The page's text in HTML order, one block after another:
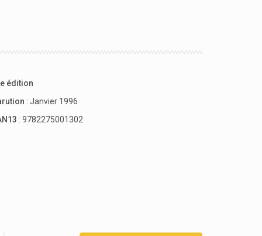
édition
: Janvier 1996
: 9782275001302